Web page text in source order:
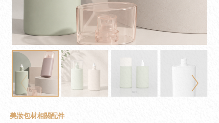
美妝包材相關配件